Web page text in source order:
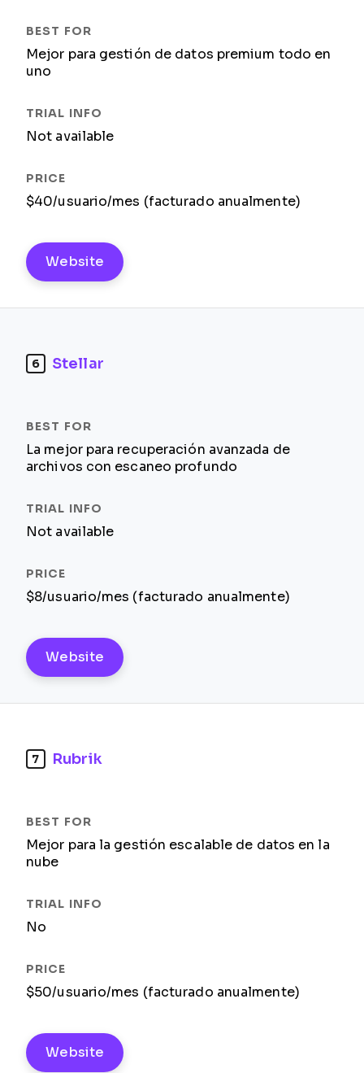
Mejor para gestión de datos premium todo en
uno
Not available
$40/usuario/mes (facturado anualmente)
Website
6 Stellar
La mejor para recuperación avanzada de
archivos con escaneo profundo
Not available
$8/usuario/mes (facturado anualmente)
Website
7 Rubrik
Mejor para la gestión escalable de datos en la
nube
No
$50/usuario/mes (facturado anualmente)
Website